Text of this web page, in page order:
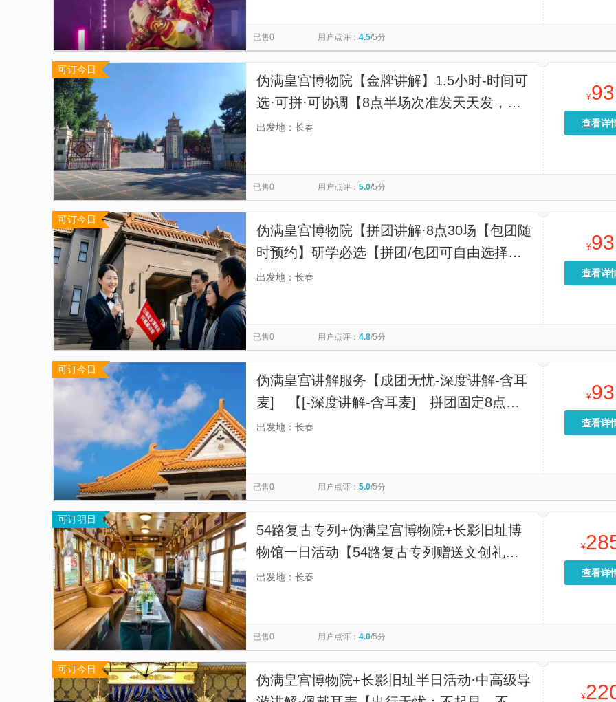
已售0 用户点评： 4.5/5分
可订今日
伪满皇宫博物院【金牌讲解】1.5小时-时间可
选·可拼·可协调【8点半场次准发天天发，提
前一天下单，其他场次如遇不成团顺延下一时
出发地：长春
¥93
查看详
已售0 用户点评： 5.0/5分
可订今日
伪满皇宫博物院【拼团讲解·8点30场【包团随
时预约】研学必选【拼团/包团可自由选择。
拼团早8点半，包团随时预约，门票按成人合
出发地：长春
¥93
查看详
已售0 用户点评： 4.8/5分
可订今日
伪满皇宫讲解服务【成团无忧-深度讲解-含耳
麦] 【[-深度讲解-含耳麦] 拼团固定8点半
场次。包团随时可以按贵宾要求时间安排。时
出发地：长春
¥93
查看详
已售0 用户点评： 5.0/5分
可订明日
54路复古专列+伪满皇宫博物院+长影旧址博
物馆一日活动【54路复古专列赠送文创礼品
一份，热饮一份，盖章纪念车票，换装打卡
出发地：长春
¥
查看详
已售0 用户点评： 4.0/5分
可订今日
伪满皇宫博物院+长影旧址半日活动·中高级导
¥